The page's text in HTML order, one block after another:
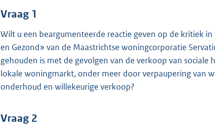
o
t
t
e
Vraag 1
Wilt u een beargumenteerde reactie geven op de kritiek
en Gezond» van de Maastrichtse woningcorporatie
gehouden is met de gevolgen van de verkoop van
lokale woningmarkt, onder meer door verpaupering van
onderhoud en willekeurige verkoop?
Vraag 2